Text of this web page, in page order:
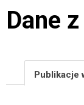
Dane
Publikacje